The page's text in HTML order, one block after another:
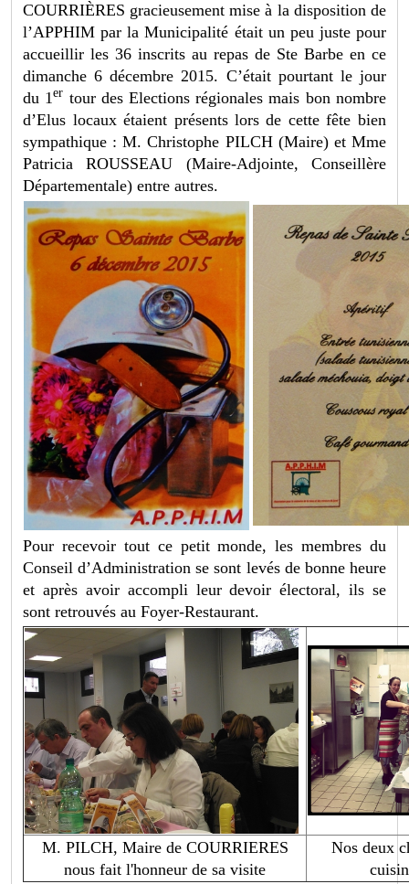
COURRIÈRES gracieusement mise à la disposition de
l’APPHIM par la Municipalité était un peu juste pour
accueillir les 36 inscrits au repas de Ste Barbe en ce
dimanche 6 décembre 2015. C’était pourtant le jour
du 1er tour des Elections régionales mais bon nombre
d’Elus locaux étaient présents lors de cette fête bien
sympathique : M. Christophe PILCH (Maire) et Mme
Patricia ROUSSEAU (Maire-Adjointe, Conseillère
Départementale) entre autres.
Pour recevoir tout ce petit monde, les membres du
Conseil d’Administration se sont levés de bonne heure
et après avoir accompli leur devoir électoral, ils se
sont retrouvés au Foyer-Restaurant.
M. PILCH, Maire de COURRIERES
nous fait l'honneur de sa visite
Nos deux